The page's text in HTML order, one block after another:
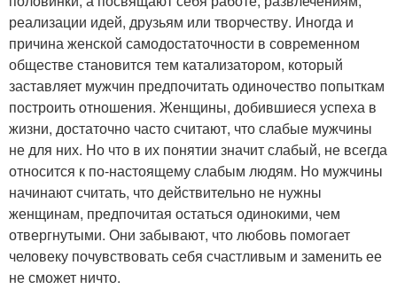
реализации идей, друзьям или творчеству. Иногда и
причина женской самодостаточности в современном
обществе становится тем катализатором, который
заставляет мужчин предпочитать одиночество попыткам
построить отношения. Женщины, добившиеся успеха в
жизни, достаточно часто считают, что слабые мужчины
не для них. Но что в их понятии значит слабый, не всегда
относится к по-настоящему слабым людям. Но мужчины
начинают считать, что действительно не нужны
женщинам, предпочитая остаться одинокими, чем
отвергнутыми. Они забывают, что любовь помогает
человеку почувствовать себя счастливым и заменить ее
не сможет ничто.